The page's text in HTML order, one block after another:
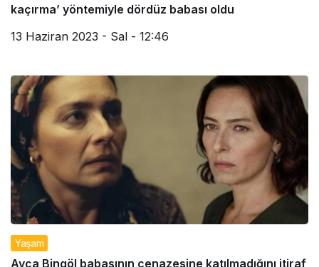
kaçırma’ yöntemiyle dördüz babası oldu
13 Haziran 2023 - Sal - 12:46
Yaşam
Ayça Bingöl babasının cenazesine katılmadığını itiraf